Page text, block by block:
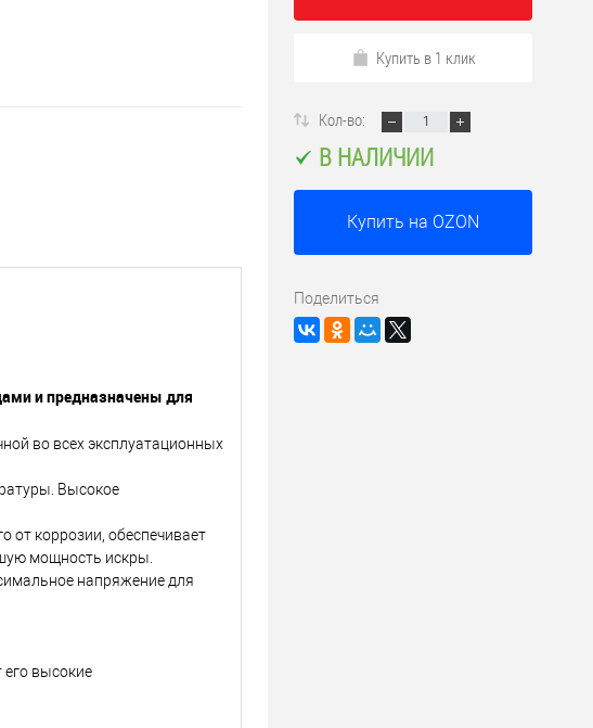
и предназначены для
во всех эксплуатационных
Высокое
от коррозии, обеспечивает
мощность искры.
напряжение для
высокие
Купить в 1 клик
Кол-во:
В НАЛИЧИИ
Купить на OZON
Поделиться